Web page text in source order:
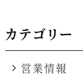
カテゴリー
営業情報